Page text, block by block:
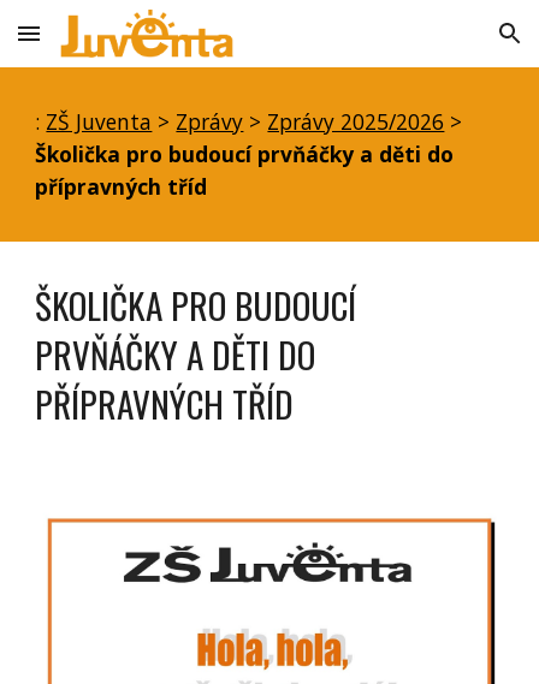
Skip to main content Skip to navigation
: ZŠ Juventa > Zprávy > Zprávy 2025/2026 >
Školička pro budoucí prvňáčky a děti do
přípravných tříd
ŠKOLIČKA PRO BUDOUCÍ
PRVŇÁČKY A DĚTI DO
PŘÍPRAVNÝCH TŘÍD